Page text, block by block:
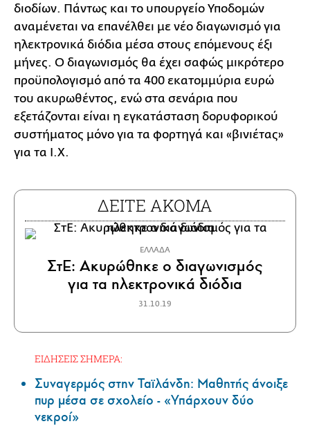
διοδίων. Πάντως και το υπουργείο Υποδομών
αναμένεται να επανέλθει με νέο διαγωνισμό για
ηλεκτρονικά διόδια μέσα στους επόμενους έξι
μήνες. Ο διαγωνισμός θα έχει σαφώς μικρότερο
προϋπολογισμό από τα 400 εκατομμύρια ευρώ
του ακυρωθέντος, ενώ στα σενάρια που
εξετάζονται είναι η εγκατάσταση δορυφορικού
συστήματος μόνο για τα φορτηγά και «βινιέτας»
για τα Ι.Χ.
ΔΕΙΤΕ ΑΚΟΜΑ
ΕΛΛΑΔΑ
ΣτΕ: Ακυρώθηκε ο διαγωνισμός
για τα ηλεκτρονικά διόδια
31.10.19
ΕΙΔΗΣΕΙΣ ΣΗΜΕΡΑ:
Συναγερμός στην Ταϊλάνδη: Μαθητής άνοιξε
πυρ μέσα σε σχολείο - «Υπάρχουν δύο
νεκροί»